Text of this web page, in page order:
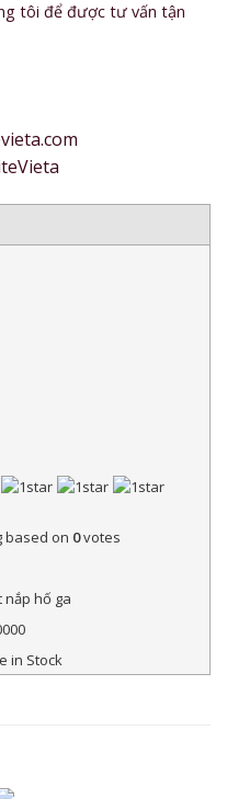
tôi để được tư vấn tận
based on 0votes
nắp hố ga
in Stock